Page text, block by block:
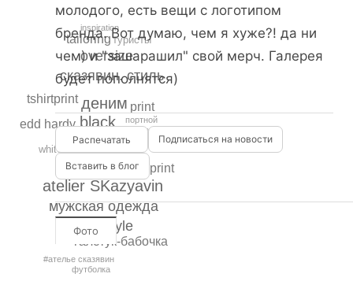
сказявин
black
loosefit
деним
atelier SKazyavin
мужская одежда
сказявин. стиль
oversize
streetstyle
edd hardy
print
tshirtprint
tailoring
blackprint
галстук-бабочка
white
туристы
#ателье сказявин
портной
inspiration
футболка
regular
молодого, есть вещи с логотипом
бренда. Вот думаю, чем я хуже?! да ни
чем) и "зашарашил" свой мерч. Галерея
будет пополнятся)
Подписаться на новости
Вставить в блог
Фото